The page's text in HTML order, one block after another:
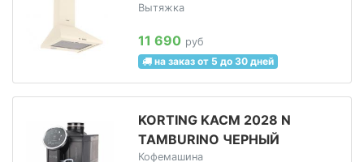
Вытяжка
11 690 руб
на заказ от 5 до 30 дней
KORTING KACM 2028 N
TAMBURINO ЧЕРНЫЙ
Кофемашина